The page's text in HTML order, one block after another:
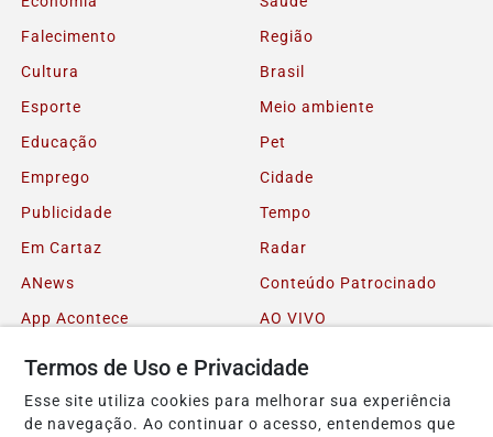
Falecimento
Região
Cultura
Brasil
Esporte
Meio ambiente
Educação
Pet
Emprego
Cidade
Publicidade
Tempo
Em Cartaz
Radar
ANews
Conteúdo Patrocinado
App Acontece
AO VIVO
Termos de Uso e Privacidade
Esse site utiliza cookies para melhorar sua experiência
de navegação. Ao continuar o acesso, entendemos que